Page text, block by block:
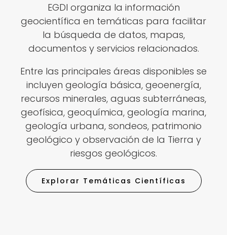
EGDI organiza la información
geocientífica en temáticas para facilitar
la búsqueda de datos, mapas,
documentos y servicios relacionados.
Entre las principales áreas disponibles se
incluyen geología básica, geoenergía,
recursos minerales, aguas subterráneas,
geofísica, geoquímica, geología marina,
geología urbana, sondeos, patrimonio
geológico y observación de la Tierra y
riesgos geológicos.
Explorar Temáticas Científicas